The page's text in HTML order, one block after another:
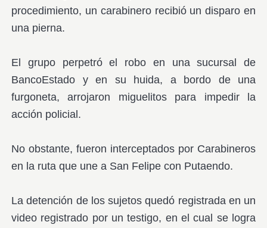
procedimiento, un carabinero recibió un disparo en
una pierna.
El grupo perpetró el robo en una sucursal de
BancoEstado y en su huida, a bordo de una
furgoneta, arrojaron miguelitos para impedir la
acción policial.
No obstante, fueron interceptados por Carabineros
en la ruta que une a San Felipe con Putaendo.
La detención de los sujetos quedó registrada en un
video registrado por un testigo, en el cual se logra